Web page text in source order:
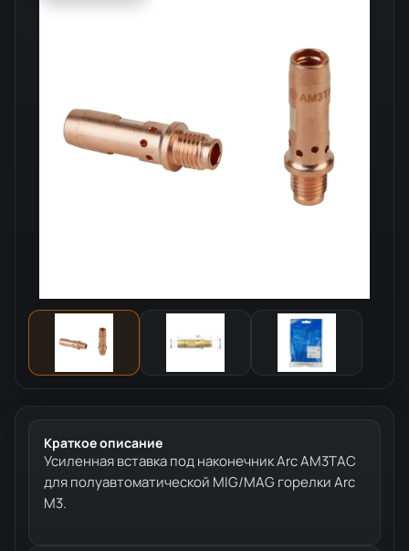
Краткое описание
Усиленная вставка под наконечник Arc AM3TAC
для полуавтоматической MIG/MAG горелки Arc
M3.